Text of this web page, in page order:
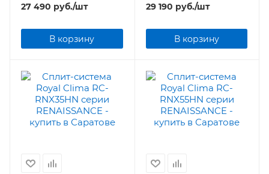
27 490 руб./шт
В корзину
29 190 руб./шт
В корзину